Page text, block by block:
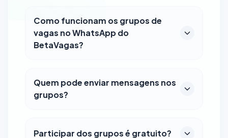
Como funcionam os grupos de
vagas no WhatsApp do
BetaVagas?
Quem pode enviar mensagens nos
grupos?
Participar dos grupos é gratuito?